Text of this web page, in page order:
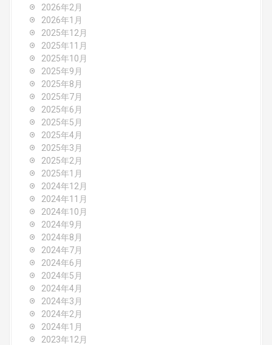
2026年2月
2026年1月
2025年12月
2025年11月
2025年10月
2025年9月
2025年8月
2025年7月
2025年6月
2025年5月
2025年4月
2025年3月
2025年2月
2025年1月
2024年12月
2024年11月
2024年10月
2024年9月
2024年8月
2024年7月
2024年6月
2024年5月
2024年4月
2024年3月
2024年2月
2024年1月
2023年12月